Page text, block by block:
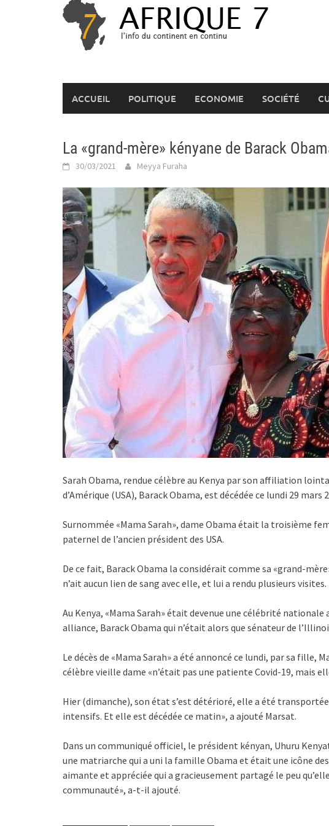
ACCUEIL POLITIQUE ECONOMIE SOCIÉTÉ
La «grand-mère» kényane de Barack
30/03/2021 Meyya Furaha
Sarah Obama, rendue célèbre au Kenya par son affiliation
d’Amérique (USA), Barack Obama, est décédée ce lundi 29 mars
Surnommée «Mama Sarah», dame Obama était la troisième
paternel de l’ancien président des USA.
De ce fait, Barack Obama la considérait comme sa «grand-
n’ait aucun lien de sang avec elle, et lui a rendu plusieurs visites.
Au Kenya, «Mama Sarah» était devenue une célébrité
alliance, Barack Obama qui n’était alors que sénateur de
Le décès de «Mama Sarah» a été annoncé ce lundi, par sa fille,
célèbre vieille dame «n’était pas une patiente Covid-19, mais
Hier (dimanche), son état s’est détérioré, elle a été
intensifs. Et elle est décédée ce matin», a ajouté Marsat.
Dans un communiqué officiel, le président kényan, Uhuru
une matriarche qui a uni la famille Obama et était une icône
aimante et appréciée qui a gracieusement partagé le peu
communauté», a-t-il ajouté.